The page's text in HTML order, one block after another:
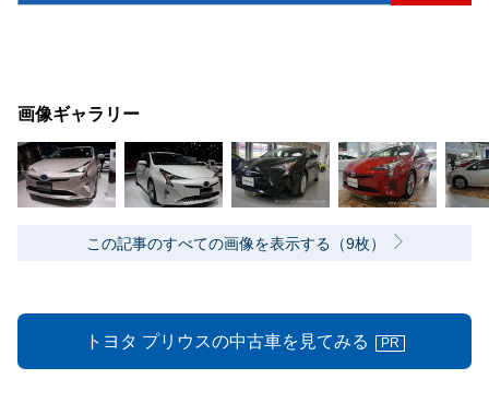
画像ギャラリー
この記事のすべての画像を表示する（9枚）
トヨタ プリウスの中古車を見てみる PR